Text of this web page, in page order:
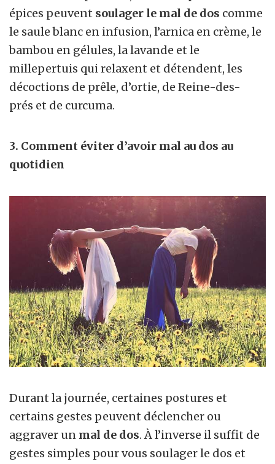
épices peuvent soulager le mal de dos comme
le saule blanc en infusion, l’arnica en crème, le
bambou en gélules, la lavande et le
millepertuis qui relaxent et détendent, les
décoctions de prêle, d’ortie, de Reine-des-
prés et de curcuma.
3. Comment éviter d’avoir mal au dos au
quotidien
Durant la journée, certaines postures et
certains gestes peuvent déclencher ou
aggraver un mal de dos. À l’inverse il suffit de
gestes simples pour vous soulager le dos et